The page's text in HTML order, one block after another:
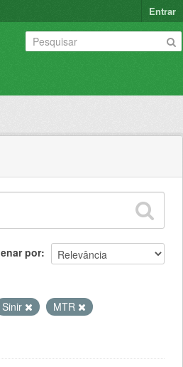
Entrar
por
Sinir
MTR